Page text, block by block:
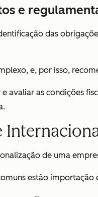
e
das
e, por isso,
avaliar as condições
de uma
estão